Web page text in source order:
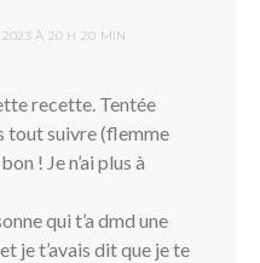
À 20 H 20 MIN
recette. Tentée
tout suivre (flemme
! Je n’ai plus à
qui t’a dmd une
je t’avais dit que je te